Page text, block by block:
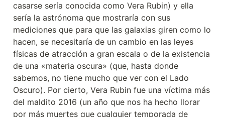
casarse sería conocida como Vera Rubin) y ella
sería la astrónoma que mostraría con sus
mediciones que para que las galaxias giren como lo
hacen, se necesitaría de un cambio en las leyes
físicas de atracción a gran escala o de la existencia
de una «materia oscura» (que, hasta donde
sabemos, no tiene mucho que ver con el Lado
Oscuro). Por cierto, Vera Rubin fue una víctima más
del maldito 2016 (un año que nos ha hecho llorar